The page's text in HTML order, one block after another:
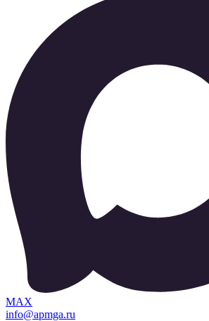
MAX
info@apmga.ru